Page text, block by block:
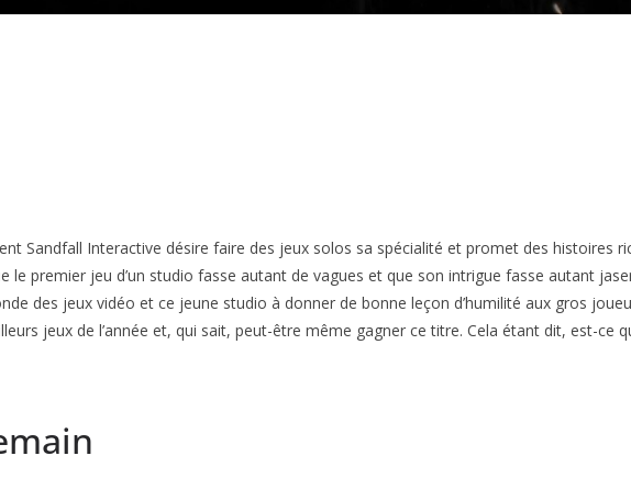
Sandfall Interactive désire faire des jeux solos sa spécialité et promet des histoires
le premier jeu d’un studio fasse autant de vagues et que son intrigue fasse autant
des jeux vidéo et ce jeune studio à donner de bonne leçon d’humilité aux gros
jeux de l’année et, qui sait, peut-être même gagner ce titre. Cela étant dit, est-ce